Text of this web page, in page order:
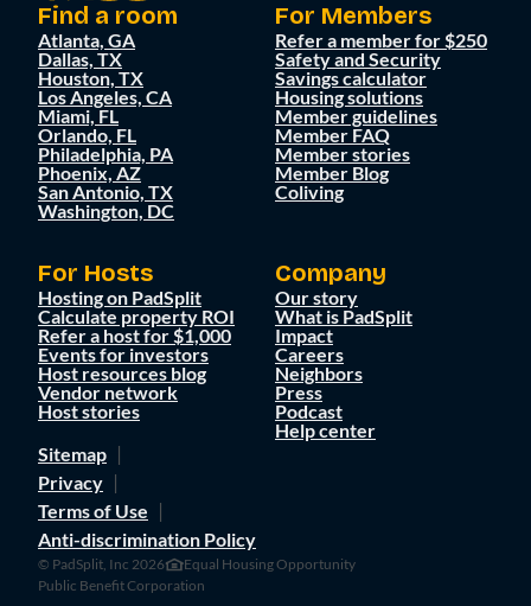
Find a room
Atlanta, GA
Dallas, TX
Houston, TX
Los Angeles, CA
Miami, FL
Orlando, FL
Philadelphia, PA
Phoenix, AZ
San Antonio, TX
Washington, DC
For Members
Refer a member for $250
Safety and Security
Savings calculator
Housing solutions
Member guidelines
Member FAQ
Member stories
Member Blog
Coliving
For Hosts
Hosting on PadSplit
Calculate property ROI
Refer a host for $1,000
Events for investors
Host resources blog
Vendor network
Host stories
Company
Our story
What is PadSplit
Impact
Careers
Neighbors
Press
Podcast
Help center
Sitemap
Privacy
Terms of Use
Anti-discrimination Policy
© PadSplit, Inc 2026
Equal Housing Opportunity
Public Benefit Corporation